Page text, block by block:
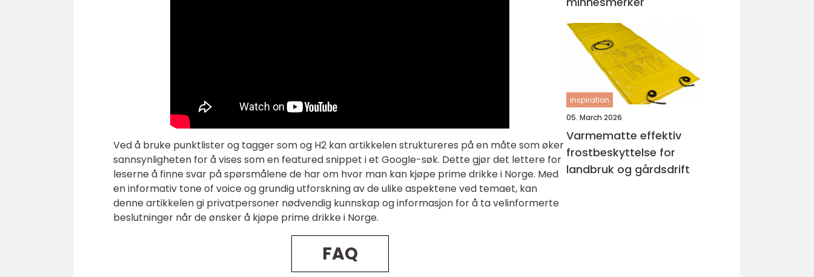
Ved å bruke punktlister og tagger som og H2 kan artikkelen struktureres på en måte som øker
sannsynligheten for å vises som en featured snippet i et Google-søk. Dette gjør det lettere for
leserne å finne svar på spørsmålene de har om hvor man kan kjøpe prime drikke i Norge. Med
en informativ tone of voice og grundig utforskning av de ulike aspektene ved temaet, kan
denne artikkelen gi privatpersoner nødvendig kunnskap og informasjon for å ta velinformerte
beslutninger når de ønsker å kjøpe prime drikke i Norge.
FAQ
inspiration
05. March 2026
Varmematte effektiv
frostbeskyttelse for
landbruk og gårdsdrift